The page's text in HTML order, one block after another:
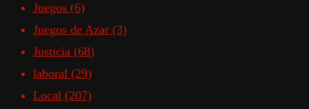
Juegos (6)
Juegos de Azar (3)
Justicia (68)
laboral (29)
Local (207)